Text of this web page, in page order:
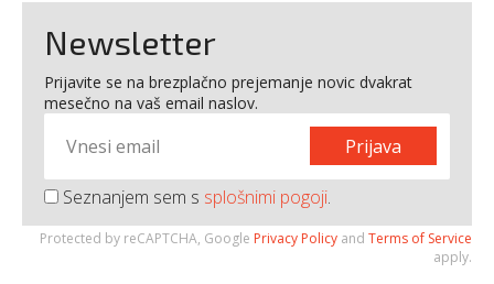
Newsletter
Prijavite se na brezplačno prejemanje novic dvakrat
mesečno na vaš email naslov.
Prijava
Seznanjem sem s splošnimi pogoji.
Protected by reCAPTCHA, Google Privacy Policy and Terms of Service
apply.